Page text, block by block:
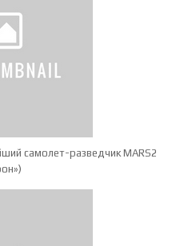
самолет-разведчик MARS2